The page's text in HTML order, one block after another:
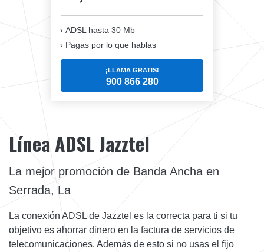
ADSL hasta 30 Mb
Pagas por lo que hablas
¡LLAMA GRATIS!
900 866 280
Línea ADSL Jazztel
La mejor promoción de Banda Ancha en
Serrada, La
La conexión ADSL de Jazztel es la correcta para ti si tu
objetivo es ahorrar dinero en la factura de servicios de
telecomunicaciones. Además de esto si no usas el fijo